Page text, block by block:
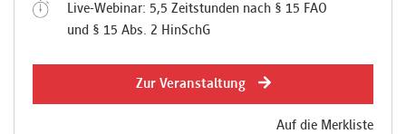
Live-Webinar: 5,5 Zeitstunden nach § 15 FAO
und § 15 Abs. 2 HinSchG
Zur Veranstaltung
Auf die Merkliste